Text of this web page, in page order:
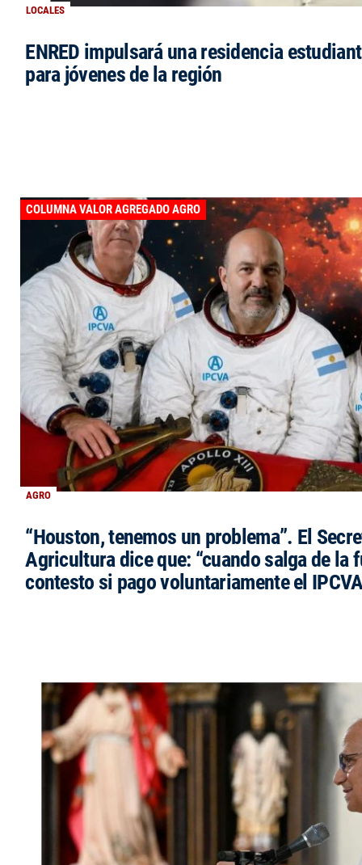
LOCALES
ENRED impulsará una residencia
para jóvenes de la región
AGRO
COLUMNA VALOR AGREGADO AGRO
“Houston, tenemos un problema”. El
Agricultura dice que: “cuando salga de la
contesto si pago voluntariamente el